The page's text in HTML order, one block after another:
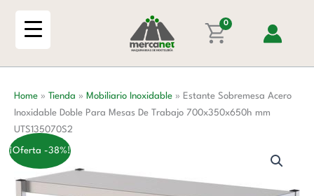
0
Home » Tienda » Mobiliario Inoxidable » Estante Sobremesa Acero
Inoxidable Doble Para Mesas De Trabajo 700x350x650h mm
UTS135070S2
¡Oferta -38%!
Doble
Para
Mesas
Trabajo
700x350x650h
mm
UTS135070S2
cantidad